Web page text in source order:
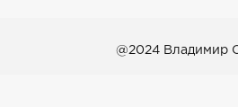
@2024 Владимир